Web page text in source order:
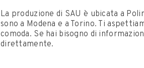
La produzione di SAU è ubicata a
sono a Modena e a Torino. Ti
comoda. Se hai bisogno di
direttamente.